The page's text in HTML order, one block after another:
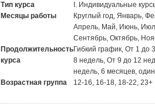
Тип курса
I. Индивидуальные
Месяцы работы
Круглый год, Январь,
Апрель, Май, Июнь,
Сентябрь, Октябрь,
Продолжительность
курса
Гибкий график, От 1 до
8 недель, От 9 до 12
недель, 6 месяцев,
Возрастная группа
12-16, 16-18, 18-22, 23+